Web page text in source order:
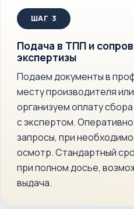
Подача в ТПП и
экспертизы
Подаем документы в
месту производителя
организуем оплату
с экспертом.
запросы, при
осмотр. Стандартный
при полном досье,
выдача.